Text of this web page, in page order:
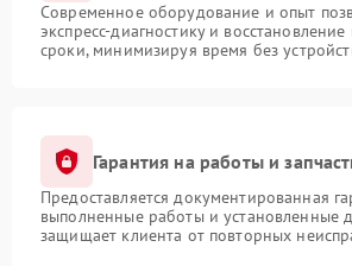
Современное оборудование и опыт
экспресс-диагностику и
сроки, минимизируя время без
Гарантия на работы и
Предоставляется документированная
выполненные работы и установленные
защищает клиента от повторных